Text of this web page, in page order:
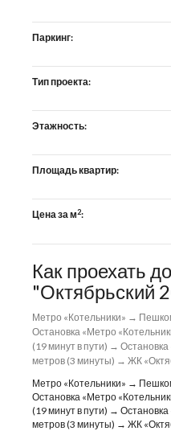
Паркинг:
Тип проекта:
Этажность:
Площадь квартир:
Цена за м2:
Как проехать
"Октябрьский
Метро «Котельники» →
Остановка «Метро
(19 минут в пути) →
метров (3 минуты) → ЖК
Метро «Котельники» →
Остановка «Метро
(19 минут в пути) →
метров (3 минуты) → ЖК